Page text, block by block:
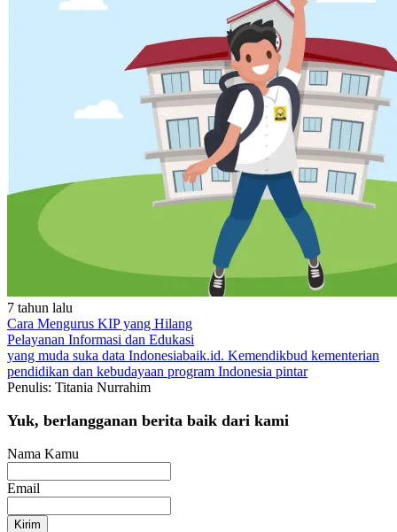
7 tahun lalu
Cara Mengurus KIP yang Hilang
Pelayanan Informasi dan Edukasi
yang muda suka data Indonesiabaik.id. Kemendikbud kementerian
pendidikan dan kebudayaan program Indonesia pintar
Penulis: Titania Nurrahim
Yuk, berlangganan berita baik dari kami
Nama Kamu
Email
Kirim